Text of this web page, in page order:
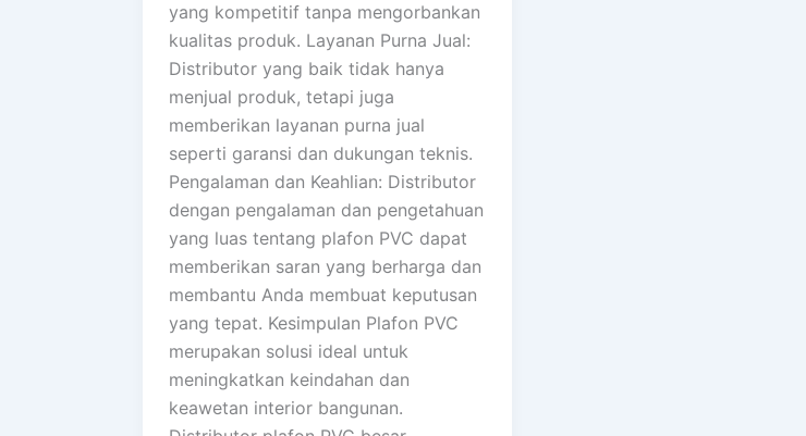
yang kompetitif tanpa mengorbankan
kualitas produk. Layanan Purna Jual:
Distributor yang baik tidak hanya
menjual produk, tetapi juga
memberikan layanan purna jual
seperti garansi dan dukungan teknis.
Pengalaman dan Keahlian: Distributor
dengan pengalaman dan pengetahuan
yang luas tentang plafon PVC dapat
memberikan saran yang berharga dan
membantu Anda membuat keputusan
yang tepat. Kesimpulan Plafon PVC
merupakan solusi ideal untuk
meningkatkan keindahan dan
keawetan interior bangunan.